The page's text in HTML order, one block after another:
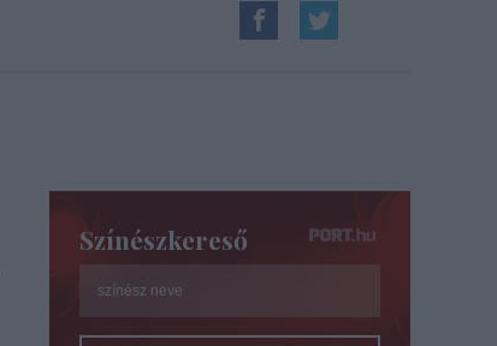
Színészkereső